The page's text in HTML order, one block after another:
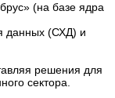
(на базе ядра
данных (СХД) и
решения для
сектора.